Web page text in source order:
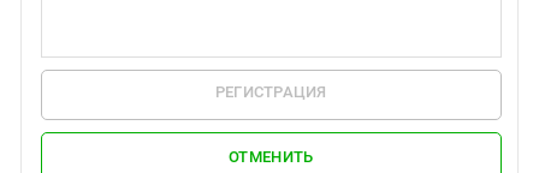
РЕГИСТРАЦИЯ
ОТМЕНИТЬ